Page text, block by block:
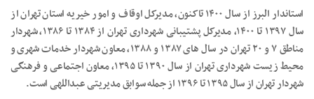
استاندار البرز از سال ۱۴۰۰ تاکنون، مدیرکل اوقاف و امور خیریه استان تهران از
سال ۱۳۹۷ تا ۱۴۰۰، مدیرکل پشتیبانی شهرداری تهران از ۱۳۸۴ تا ۱۳۸۶، شهردار
مناطق ۷ و ۲۰ تهران در سال های ۱۳۸۷ و ۱۳۸۸، معاون شهردار خدمات شهری و
محیط زیست شهرداری تهران از سال ۱۳۹۰ تا ۱۳۹۵، معاون اجتماعی و فرهنگی
شهردار تهران از سال ۱۳۹۵ تا ۱۳۹۶ از جمله سوابق مدیریتی عبداللهی است.